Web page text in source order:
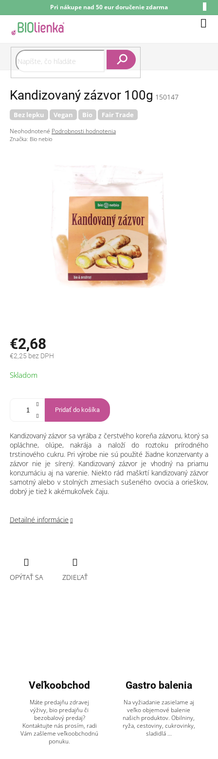
na
obsah
Pri nákupe nad 50 eur doručenie zdarma
Kandizovaný zázvor 100g 150147
Bez lepku Vegan Bio Fair Trade
Priemerné
hodnotenie
Neohodnotené Podrobnosti hodnotenia
Značka: Bio nebio
€2,68
€2,25 bez DPH
cena:
Skladom
Pridať do košíka
Kandizovaný zázvor sa vyrába z čerstvého koreňa zázvoru, ktorý sa
opláchne, olúpe, nakrája a naloží do roztoku prírodného
trstinového cukru. Pri výrobe nie sú použité žiadne konzervanty a
zázvor nie je sírený. Kandizovaný zázvor je vhodný na priamu
konzumáciu aj na varenie. Niekto rád maškrtí kandizovaný zázvor
samotný alebo v stolných zmesiach sušeného ovocia a orieškov,
dobrý je tiež k akémukoľvek čaju.
Detailné informácie
OPÝTAŤ SA ZDIEĽAŤ
Veľkoobchod
Máte predajňu zdravej
výživy, bio predajňu či
bezobalový predaj?
Kontaktujte nás prosím, radi
Vám zašleme veľkoobchodnú
ponuku.
Gastro balenia
Na vyžiadanie zasielame aj
veľko objemové balenie
našich produktov. Obilniny,
ryža, cestoviny, cukrovinky,
sladidlá ...